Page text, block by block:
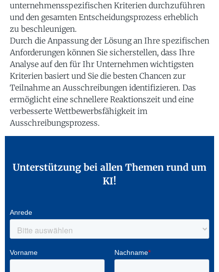
unternehmensspezifischen Kriterien durchzuführen
und den gesamten Entscheidungsprozess erheblich
zu beschleunigen.
Durch die Anpassung der Lösung an Ihre spezifischen
Anforderungen können Sie sicherstellen, dass Ihre
Analyse auf den für Ihr Unternehmen wichtigsten
Kriterien basiert und Sie die besten Chancen zur
Teilnahme an Ausschreibungen identifizieren. Das
ermöglicht eine schnellere Reaktionszeit und eine
verbesserte Wettbewerbsfähigkeit im
Ausschreibungsprozess.
Unterstützung bei allen Themen rund um
KI!